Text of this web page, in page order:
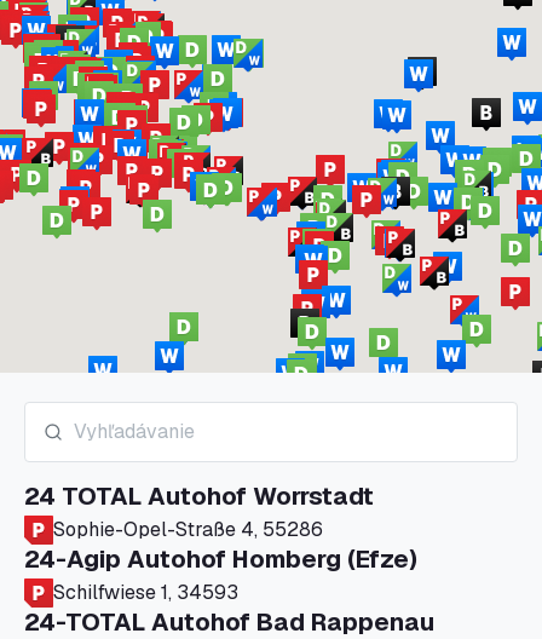
24 TOTAL Autohof Worrstadt
Sophie-Opel-Straße 4, 55286
24-Agip Autohof Homberg (Efze)
Schilfwiese 1, 34593
24-TOTAL Autohof Bad Rappenau